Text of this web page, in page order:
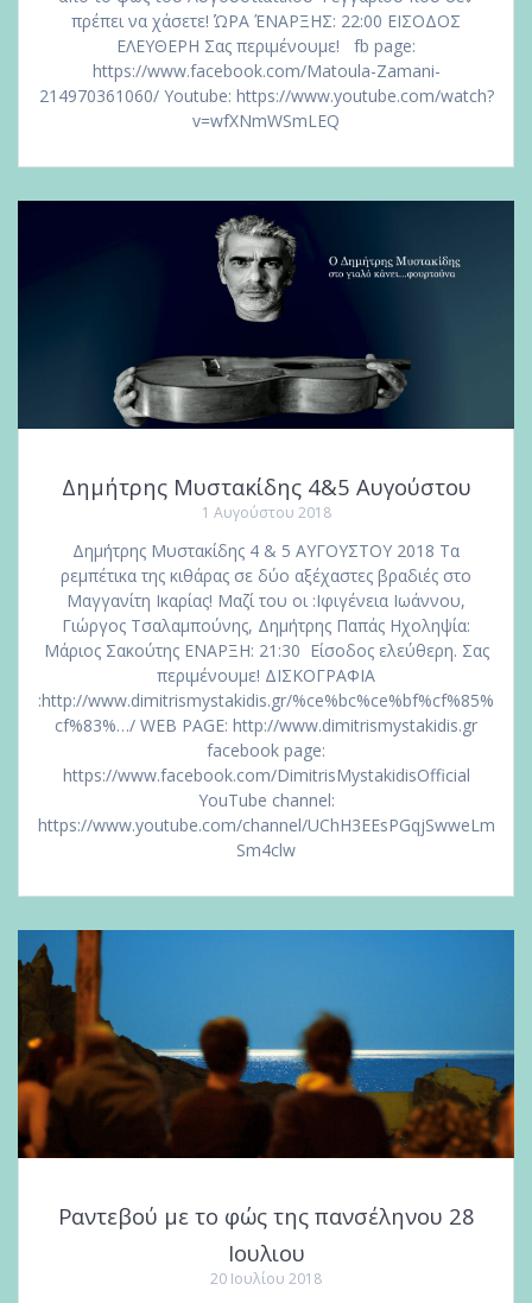
πρέπει να χάσετε! ΏΡΑ ΈΝΑΡΞΗΣ: 22:00 ΕΙΣΟΔΟΣ
ΕΛΕΥΘΕΡΗ Σας περιμένουμε! fb page:
https://www.facebook.com/Matoula-Zamani-
214970361060/ Youtube: https://www.youtube.com/watch?
v=wfXNmWSmLEQ
Δημήτρης Μυστακίδης 4&5 Αυγούστου
1 Αυγούστου 2018
Δημήτρης Μυστακίδης 4 & 5 ΑΥΓΟΥΣΤΟΥ 2018 Τα
ρεμπέτικα της κιθάρας σε δύο αξέχαστες βραδιές στο
Μαγγανίτη Ικαρίας! Μαζί του οι :Ιφιγένεια Ιωάννου,
Γιώργος Τσαλαμπούνης, Δημήτρης Παπάς Ηχοληψία:
Μάριος Σακούτης ΕΝΑΡΞΗ: 21:30 Είσοδος ελεύθερη. Σας
περιμένουμε! ΔΙΣΚΟΓΡΑΦΙΑ
:http://www.dimitrismystakidis.gr/%ce%bc%ce%bf%cf%85%
cf%83%…/ WEB PAGE: http://www.dimitrismystakidis.gr
facebook page:
https://www.facebook.com/DimitrisMystakidisOfficial
YouTube channel:
https://www.youtube.com/channel/UChH3EEsPGqjSwweLm
Sm4clw
Ραντεβού με το φώς της πανσέληνου 28
Ιουλιου
20 Ιουλίου 2018